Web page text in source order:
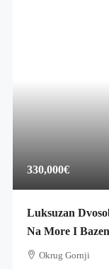
330,000€
Luksuzan
Na More I
Okrug Gornji